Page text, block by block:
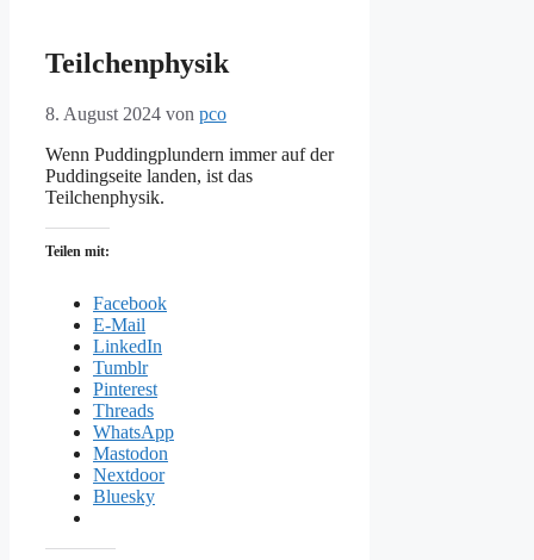
Teilchenphysik
8. August 2024 von pco
Wenn Puddingplundern immer auf der
Puddingseite landen, ist das
Teilchenphysik.
Teilen mit:
Facebook
E-Mail
LinkedIn
Tumblr
Pinterest
Threads
WhatsApp
Mastodon
Nextdoor
Bluesky